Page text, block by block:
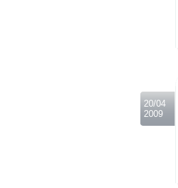
20/04
2009